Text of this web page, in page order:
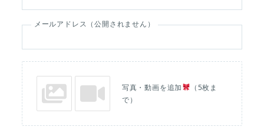
メールアドレス（公開されません）
写真・動画を追加
（5枚ま
で）